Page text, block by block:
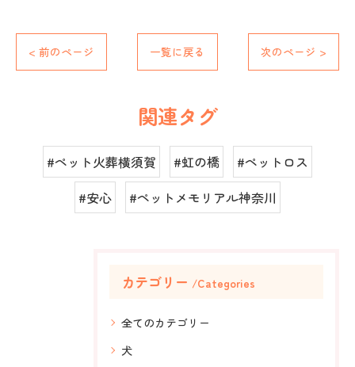
< 前のページ 一覧に戻る 次のページ >
関連タグ
#ペット火葬横須賀 #虹の橋
#ペットロス
#安心
#ペットメモリアル神奈川
カテゴリー Categories
全てのカテゴリー
犬